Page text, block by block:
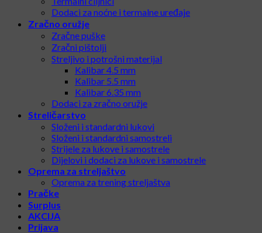
Dodaci za noćne i termalne uređaje
Zračno oružje
Zračne puške
Zračni pištolji
Streljivo i potrošni materijal
Kalibar 4.5 mm
Kalibar 5.5 mm
Kalibar 6.35 mm
Dodaci za zračno oružje
Streličarstvo
Složeni i standardni lukovi
Složeni i standardni samostreli
Strijele za lukove i samostrele
Dijelovi i dodaci za lukove i samostrele
Oprema za streljaštvo
Oprema za trening streljaštva
Pračke
Surplus
AKCIJA
Prijava